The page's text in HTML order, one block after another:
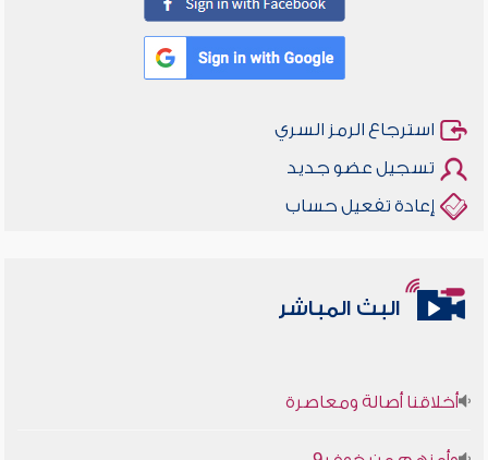
استرجاع الرمز السري
تسجيل عضو جديد
إعادة تفعيل حساب
البث المباشر
أخلاقنا أصالة ومعاصرة
وأمنهم من خوف 9